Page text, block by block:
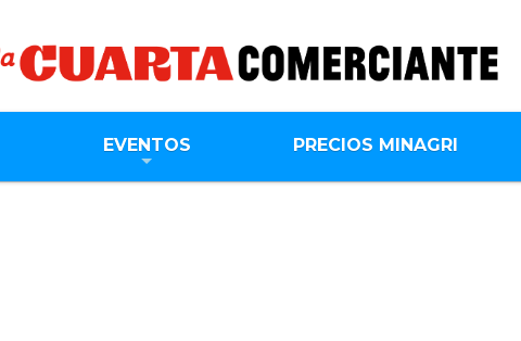
EVENTOS PRECIOS MINAGRI